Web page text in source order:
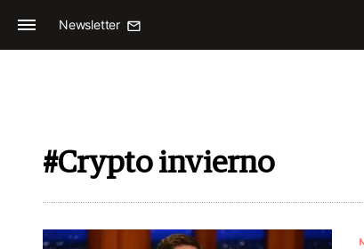
Newsletter
#Crypto invierno